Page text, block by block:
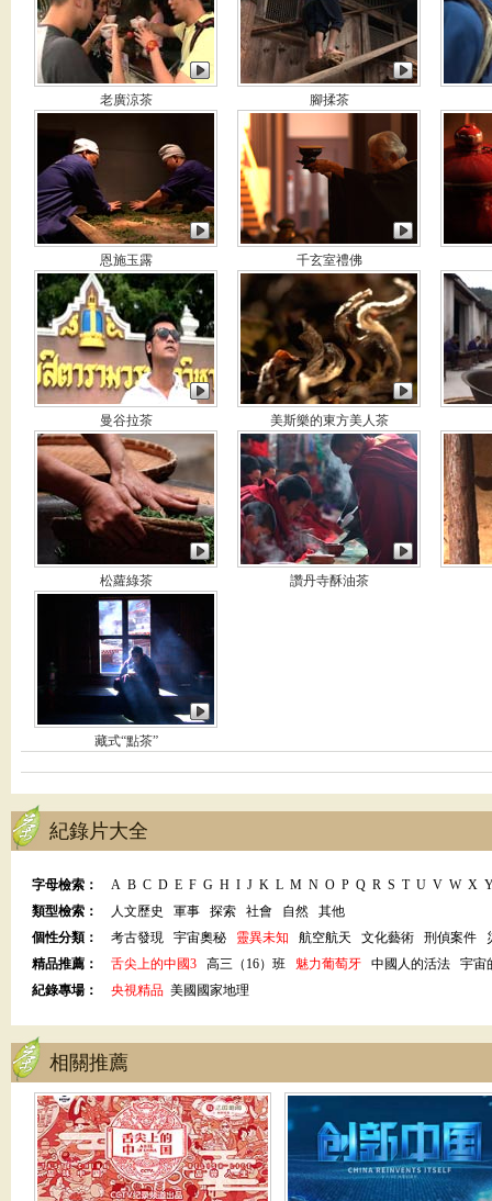
老廣涼茶 腳揉茶
恩施玉露 千玄室禮佛
曼谷拉茶 美斯樂的東方美人茶
松蘿綠茶 讚丹寺酥油茶
藏式“點茶”
紀錄片大全
字母檢索： A B C D E F G H I J K L M N O P Q R S T U V W X
類型檢索：
人文歷史 軍事 探索 社會 自然
其他
個性分類：
考古發現 宇宙奧秘 靈異未知 航空航天 文化藝術 刑偵案件
精品推薦：
舌尖上的中國3 高三（16）班 魅力葡萄牙 中國人的活法
宇宙
紀錄專場：
央視精品 美國國家地理
相關推薦